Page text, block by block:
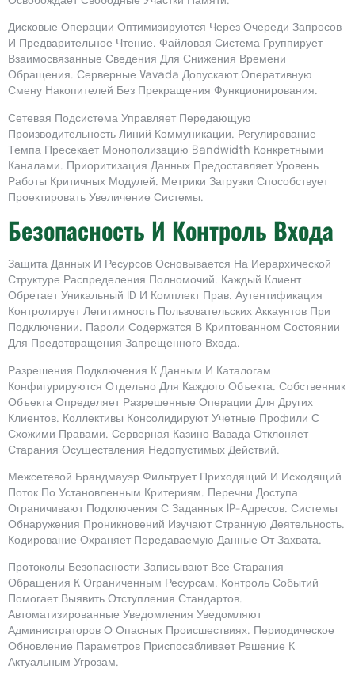
Дисковые Операции Оптимизируются Через Очереди Запросов
И Предварительное Чтение. Файловая Система Группирует
Взаимосвязанные Сведения Для Снижения Времени
Обращения. Серверные Vavada Допускают Оперативную
Смену Накопителей Без Прекращения Функционирования.
Сетевая Подсистема Управляет Передающую
Производительность Линий Коммуникации. Регулирование
Темпа Пресекает Монополизацию Bandwidth Конкретными
Каналами. Приоритизация Данных Предоставляет Уровень
Работы Критичных Модулей. Метрики Загрузки Способствует
Проектировать Увеличение Системы.
Безопасность И Контроль Входа
Защита Данных И Ресурсов Основывается На Иерархической
Структуре Распределения Полномочий. Каждый Клиент
Обретает Уникальный ID И Комплект Прав. Аутентификация
Контролирует Легитимность Пользовательских Аккаунтов При
Подключении. Пароли Содержатся В Криптованном Состоянии
Для Предотвращения Запрещенного Входа.
Разрешения Подключения К Данным И Каталогам
Конфигурируются Отдельно Для Каждого Объекта. Собственник
Объекта Определяет Разрешенные Операции Для Других
Клиентов. Коллективы Консолидируют Учетные Профили С
Схожими Правами. Серверная Казино Вавада Отклоняет
Старания Осуществления Недопустимых Действий.
Межсетевой Брандмауэр Фильтрует Приходящий И Исходящий
Поток По Установленным Критериям. Перечни Доступа
Ограничивают Подключения С Заданных IP-Адресов. Системы
Обнаружения Проникновений Изучают Странную Деятельность.
Кодирование Охраняет Передаваемую Данные От Захвата.
Протоколы Безопасности Записывают Все Старания
Обращения К Ограниченным Ресурсам. Контроль Событий
Помогает Выявить Отступления Стандартов.
Автоматизированные Уведомления Уведомляют
Администраторов О Опасных Происшествиях. Периодическое
Обновление Параметров Приспосабливает Решение К
Актуальным Угрозам.